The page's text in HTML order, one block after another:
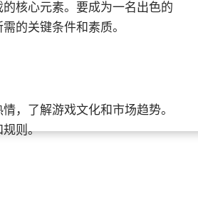
核心元素。要成为一名出色的
的关键条件和素质。
了解游戏文化和市场趋势。
规则。